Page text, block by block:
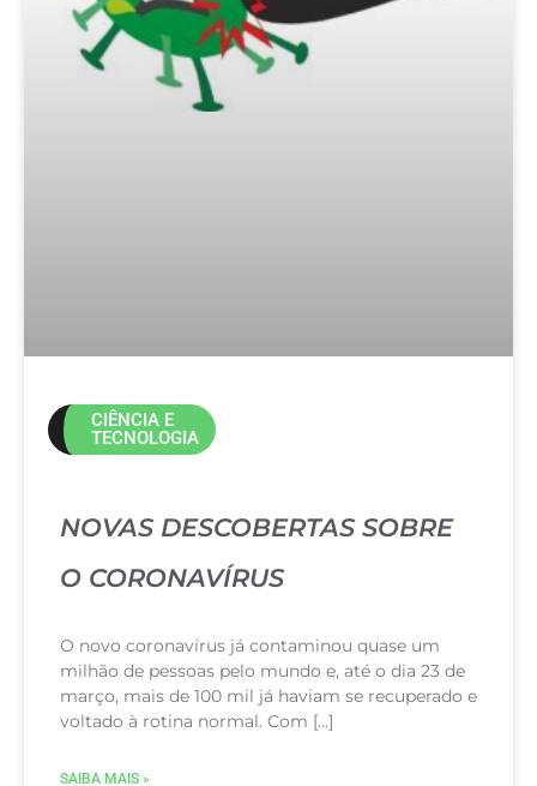
CIÊNCIA E
TECNOLOGIA
NOVAS DESCOBERTAS SOBRE
O CORONAVÍRUS
O novo coronavírus já contaminou quase um
milhão de pessoas pelo mundo e, até o dia 23 de
março, mais de 100 mil já haviam se recuperado e
voltado à rotina normal. Com […]
SAIBA MAIS »